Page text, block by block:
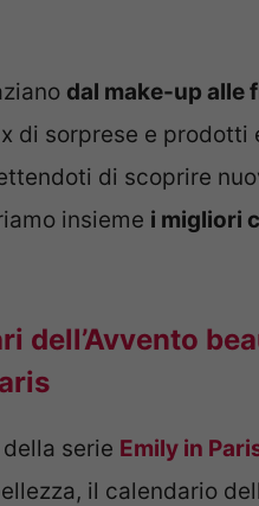
dal make-up alle
di sorprese e
di scoprire
insieme i migliori
dell’Avvento
serie Emily in
il calendario